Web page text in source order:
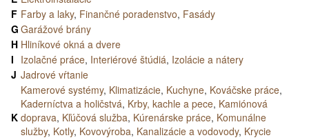
F Farby a laky, Finančné poradenstvo, Fasády
G Garážové brány
H Hliníkové okná a dvere
I Izolačné práce, Interiérové štúdiá, Izolácie a nátery
J Jadrové vŕtanie
K
Kamerové systémy, Klimatizácie, Kuchyne, Kováčske práce,
Kaderníctva a holičstvá, Krby, kachle a pece, Kamiónová
doprava, Kľúčová služba, Kúrenárske práce, Komunálne
služby, Kotly, Kovovýroba, Kanalizácie a vodovody, Krycie